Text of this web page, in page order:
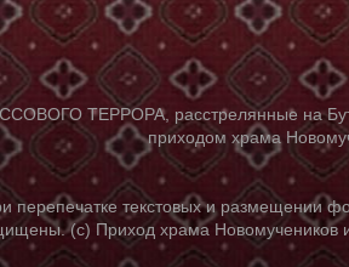
ТЕРРОРА, расстрелянные на
приходом храма
перепечатке текстовых и размещении
(с) Приход храма Новомучеников